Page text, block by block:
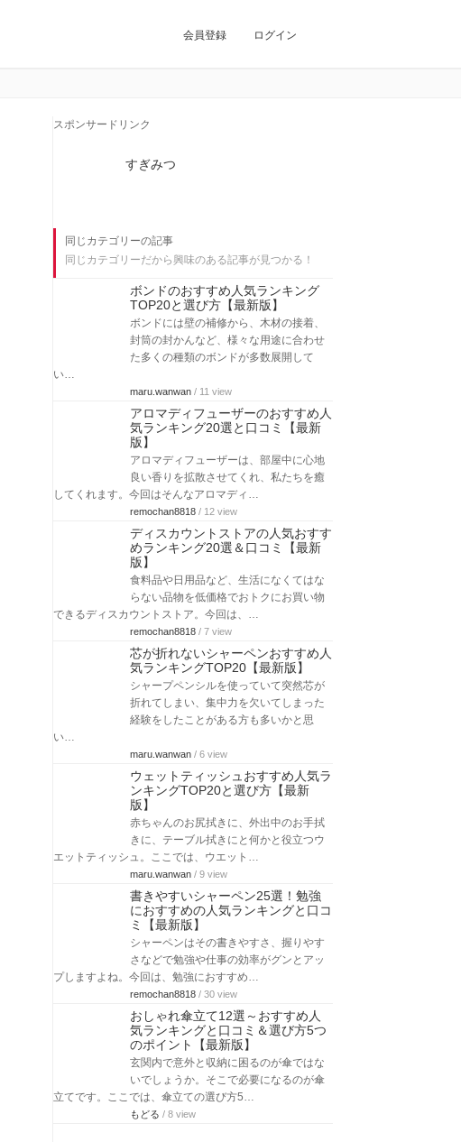
会員登録 ログイン
スポンサードリンク
すぎみつ
同じカテゴリーの記事
同じカテゴリーだから興味のある記事が見つかる！
ボンドのおすすめ人気ランキング
TOP20と選び方【最新版】
ボンドには壁の補修から、木材の接着、
封筒の封かんなど、様々な用途に合わせ
た多くの種類のボンドが多数展開して
い…
maru.wanwan / 11 view
アロマディフューザーのおすすめ人
気ランキング20選と口コミ【最新
版】
アロマディフューザーは、部屋中に心地
良い香りを拡散させてくれ、私たちを癒
してくれます。今回はそんなアロマディ…
remochan8818 / 12 view
ディスカウントストアの人気おすす
めランキング20選＆口コミ【最新
版】
食料品や日用品など、生活になくてはな
らない品物を低価格でおトクにお買い物
できるディスカウントストア。今回は、…
remochan8818 / 7 view
芯が折れないシャーペンおすすめ人
気ランキングTOP20【最新版】
シャープペンシルを使っていて突然芯が
折れてしまい、集中力を欠いてしまった
経験をしたことがある方も多いかと思
い…
maru.wanwan / 6 view
ウェットティッシュおすすめ人気ラ
ンキングTOP20と選び方【最新
版】
赤ちゃんのお尻拭きに、外出中のお手拭
きに、テーブル拭きにと何かと役立つウ
エットティッシュ。ここでは、ウエット…
maru.wanwan / 9 view
書きやすいシャーペン25選！勉強
におすすめの人気ランキングと口コ
ミ【最新版】
シャーペンはその書きやすさ、握りやす
さなどで勉強や仕事の効率がグンとアッ
プしますよね。今回は、勉強におすすめ…
remochan8818 / 30 view
おしゃれ傘立て12選～おすすめ人
気ランキングと口コミ＆選び方5つ
のポイント【最新版】
玄関内で意外と収納に困るのが傘ではな
いでしょうか。そこで必要になるのが傘
立てです。ここでは、傘立ての選び方5…
もどる / 8 view